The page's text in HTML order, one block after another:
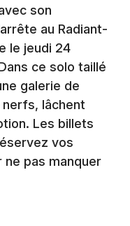
son
au Radiant-
le jeudi 24
ce solo taillé
galerie de
lâchent
Les billets
vos
ne pas manquer